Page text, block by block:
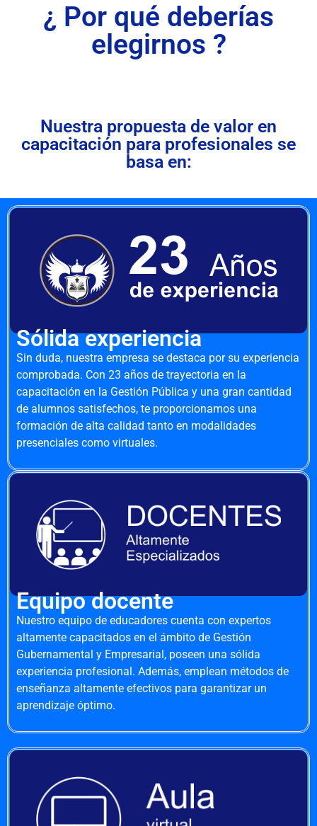
¿ Por qué deberías
elegirnos ?
Nuestra propuesta de valor en
capacitación para profesionales se
basa en:
Sólida experiencia
Sin duda, nuestra empresa se destaca por su experiencia
comprobada. Con 23 años de trayectoria en la
capacitación en la Gestión Pública y una gran cantidad
de alumnos satisfechos, te proporcionamos una
formación de alta calidad tanto en modalidades
presenciales como virtuales.
Equipo docente
Nuestro equipo de educadores cuenta con expertos
altamente capacitados en el ámbito de Gestión
Gubernamental y Empresarial, poseen una sólida
experiencia profesional. Además, emplean métodos de
enseñanza altamente efectivos para garantizar un
aprendizaje óptimo.